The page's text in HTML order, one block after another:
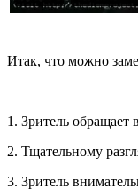
Итак, что можно
1. Зритель
2. Тщательному
3. Зритель